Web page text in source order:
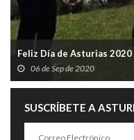
Feliz Día de Asturias
06 de Sep de 2020
SUSCRÍBETE A